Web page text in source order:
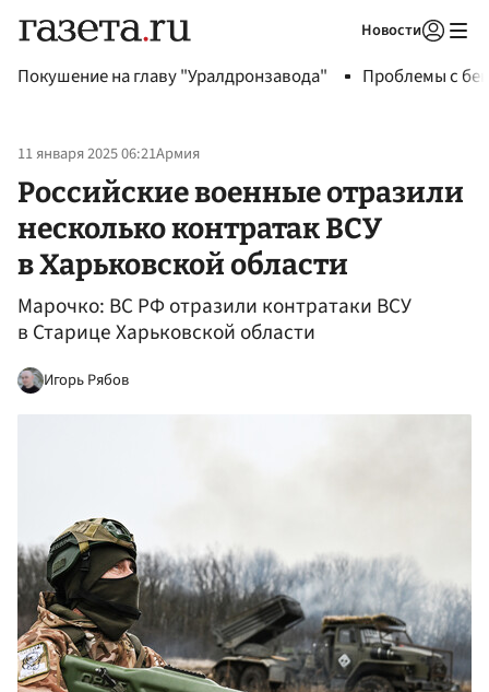
Новости
Покушение на главу "Уралдронзавода" Проблемы с
11 января 2025 06:21Армия
Российские военные отразили
несколько контратак ВСУ
в Харьковской области
Марочко: ВС РФ отразили контратаки ВСУ
в Старице Харьковской области
Игорь Рябов